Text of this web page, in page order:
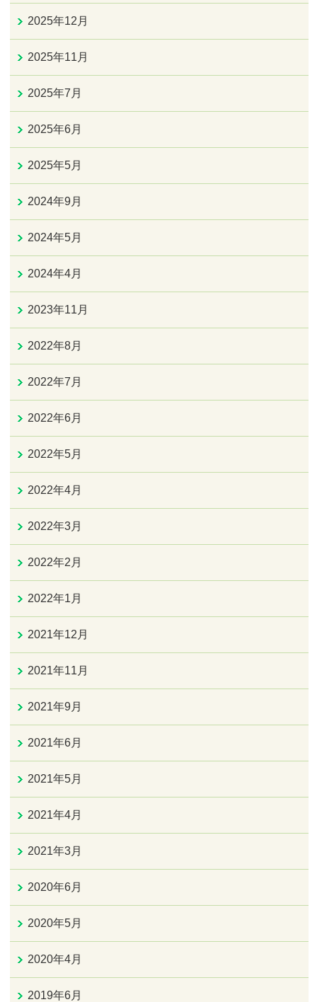
2025年12月
2025年11月
2025年7月
2025年6月
2025年5月
2024年9月
2024年5月
2024年4月
2023年11月
2022年8月
2022年7月
2022年6月
2022年5月
2022年4月
2022年3月
2022年2月
2022年1月
2021年12月
2021年11月
2021年9月
2021年6月
2021年5月
2021年4月
2021年3月
2020年6月
2020年5月
2020年4月
2019年6月